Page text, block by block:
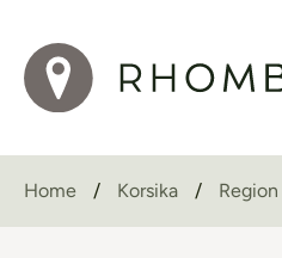
Home Korsika